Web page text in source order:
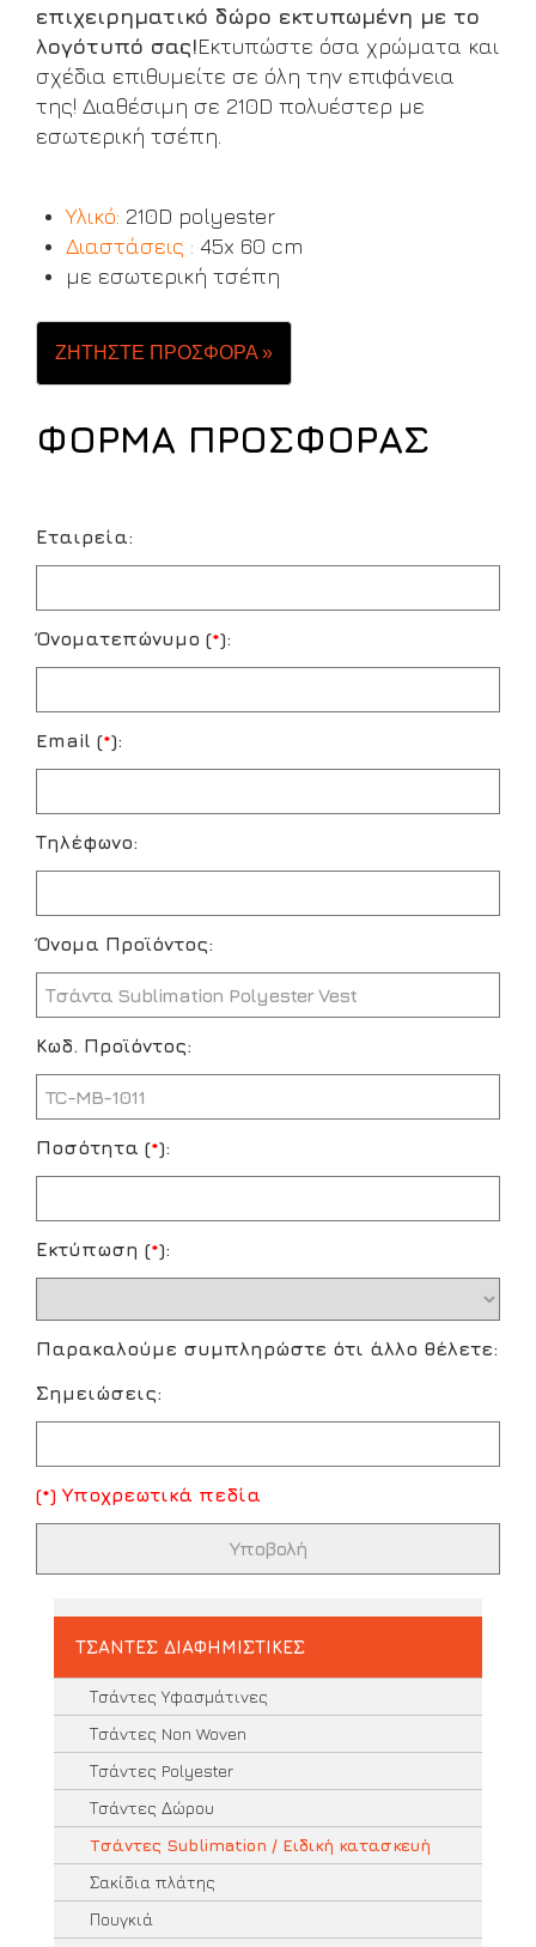
επιχειρηματικό δώρο εκτυπωμένη με το
λογότυπό σας!Εκτυπώστε όσα χρώματα και
σχέδια επιθυμείτε σε όλη την επιφάνεια
της! Διαθέσιμη σε 210D πολυέστερ με
εσωτερική τσέπη.
Υλικό: 210D polyester
Διαστάσεις : 45x 60 cm
με εσωτερική τσέπη
ΖΗΤΗΣΤΕ ΠΡΟΣΦΟΡΑ »
ΦΟΡΜΑ ΠΡΟΣΦΟΡΑΣ
Εταιρεία:
Όνοματεπώνυμο (*):
Email (*):
Τηλέφωνο:
Όνομα Προϊόντος:
Κωδ. Προϊόντος:
Ποσότητα (*):
Εκτύπωση (*):
Παρακαλούμε συμπληρώστε ότι άλλο θέλετε:
Σημειώσεις:
(*) Υποχρεωτικά πεδία
ΤΣΑΝΤΕΣ ΔΙΑΦΗΜΙΣΤΙΚΕΣ
Τσάντες Υφασμάτινες
Τσάντες Non Woven
Τσάντες Polyester
Τσάντες Δώρου
Τσάντες Sublimation / Ειδική κατασκευή
Σακίδια πλάτης
Πουγκιά